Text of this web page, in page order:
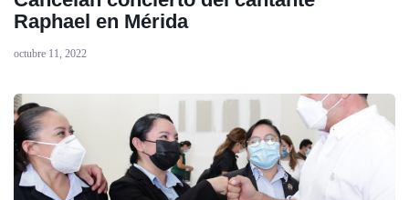
Raphael en Mérida
octubre 11, 2022